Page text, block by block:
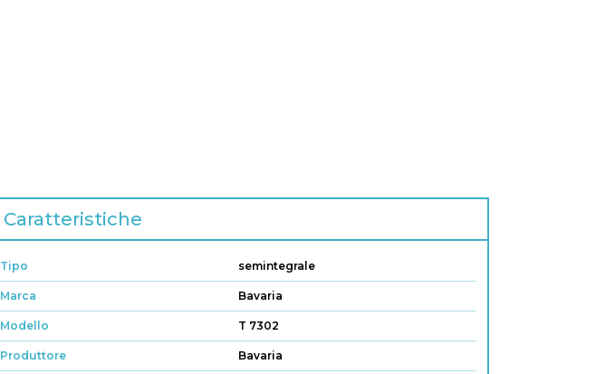
Caratteristiche
Tipo semintegrale
Marca Bavaria
Modello T 7302
Produttore Bavaria